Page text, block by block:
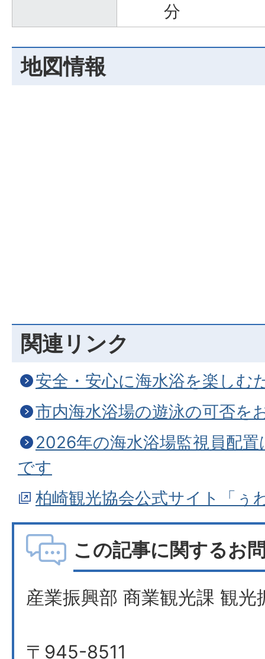
分
地図情報
関連リンク
安全・安心に海水浴を楽しむ
市内海水浴場の遊泳の可否を
2026年の海水浴場監視員配置
です
柏崎観光協会公式サイト「ぅ
この記事に関するお
産業振興部 商業観光課 観光
〒945-8511